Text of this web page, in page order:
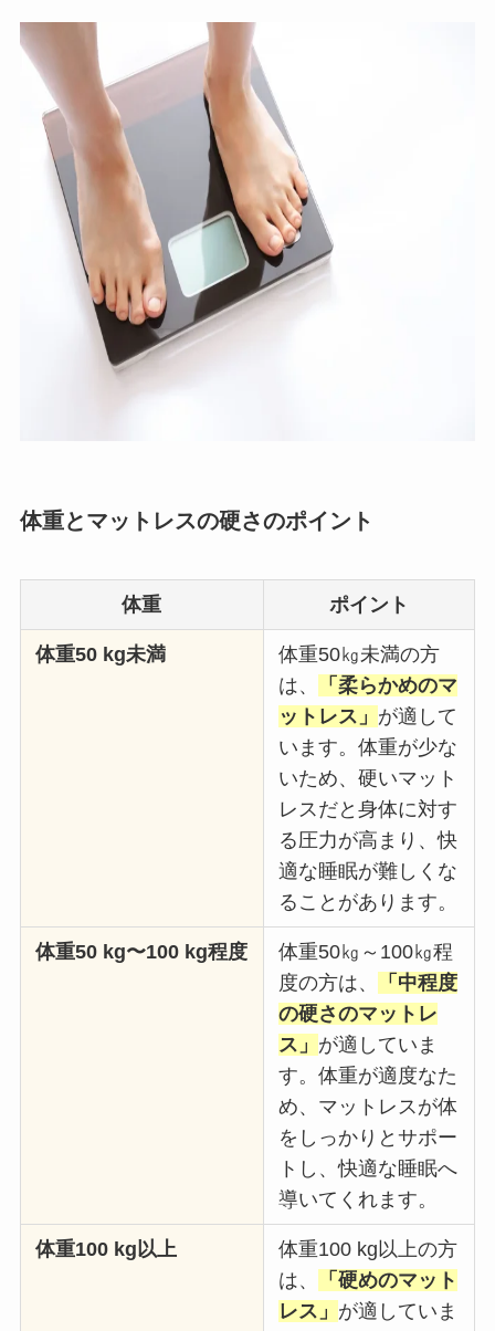
体重とマットレスの硬さのポイント
体重 ポイント
体重50 kg未満
体重50㎏未満の方
は、
「柔らかめのマ
ットレス」 が適して
います。体重が少な
いため、硬いマット
レスだと身体に対す
る圧力が高まり、快
適な睡眠が難しくな
ることがあります。
体重50 kg〜100 kg程度
体重50㎏～100㎏程
度の方は、
「中程度
の硬さのマットレ
ス」 が適していま
す。体重が適度なた
め、マットレスが体
をしっかりとサポー
トし、快適な睡眠へ
導いてくれます。
体重100 kg以上
体重100 kg以上の方
は、
「硬めのマット
レス」 が適していま